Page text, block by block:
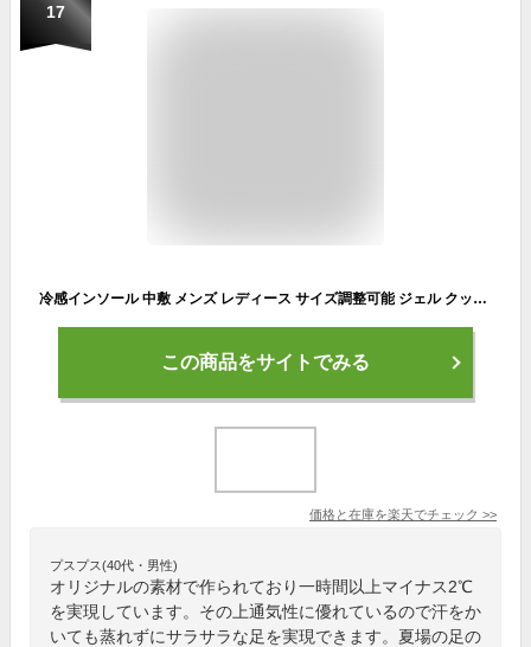
17
冷感インソール 中敷 メンズ レディース サイズ調整可能 ジェル クッション 清涼感 ひんやり 夏用 男性用 女性用 男女兼用 シーブリーズ SEA BREEZE COOLMAX 冷感 インソール
この商品をサイトでみる
価格と在庫を楽天でチェック >>
プスプス(40代・男性)
オリジナルの素材で作られており一時間以上マイナス2℃
を実現しています。その上通気性に優れているので汗をか
いても蒸れずにサラサラな足を実現できます。夏場の足の